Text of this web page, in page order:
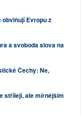
Evropu z
a svoboda slova na
Čechy: Ne,
střílejí, ale mírnějším